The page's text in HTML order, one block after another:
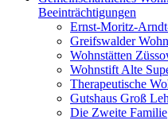
Beeinträchtigungen
Ernst-Moritz-
Greifswalder
Wohnstätten
Wohnstift Alte
Therapeutische
Gutshaus Groß
Die Zweite Familie